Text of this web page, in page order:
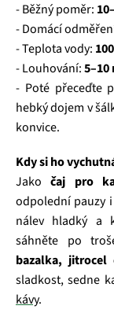
- Běžný poměr:
- Domácí
- Teplota vody:
- Louhování:
- Poté přeceďte
hebký dojem v
konvice.
Kdy si ho
Jakočaj pro
odpolední pauzy
nálev hladký a
sáhněte po
bazalka, jitrocel
sladkost, sedne
kávy.